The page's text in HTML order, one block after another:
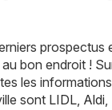
bon endroit !
les
sont LIDL Aldi